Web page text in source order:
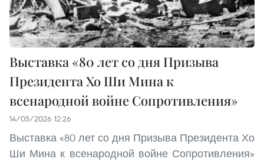
Выставка «80 лет со дня Призыва
Президента Хо Ши Мина к
всенародной войне Сопротивления»
14/05/2026 12:26
Выставка «80 лет со дня Призыва Президента Хо
Ши Мина к всенародной войне Сопротивления»